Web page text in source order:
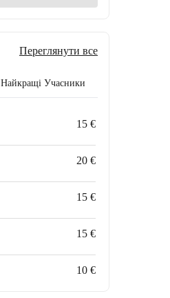
Переглянути все
Найкращі Учасники
15 €
20 €
15 €
15 €
10 €